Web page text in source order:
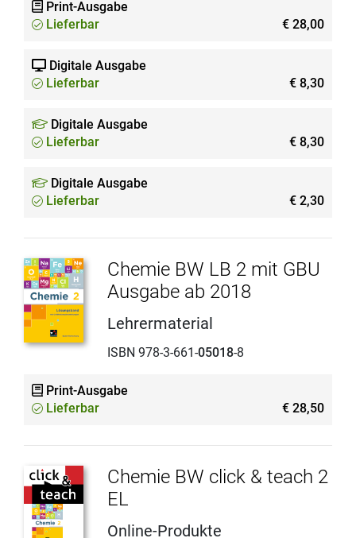
Print-Ausgabe
Lieferbar
€ 28,00
Digitale Ausgabe
Lieferbar
€ 8,30
Digitale Ausgabe
Lieferbar
€ 8,30
Digitale Ausgabe
Lieferbar
€ 2,30
Chemie BW LB 2 mit GBU
Ausgabe ab 2018
Lehrermaterial
ISBN 978-3-661-05018-8
Print-Ausgabe
Lieferbar
€ 28,50
Chemie BW click & teach 2
EL
Online-Produkte